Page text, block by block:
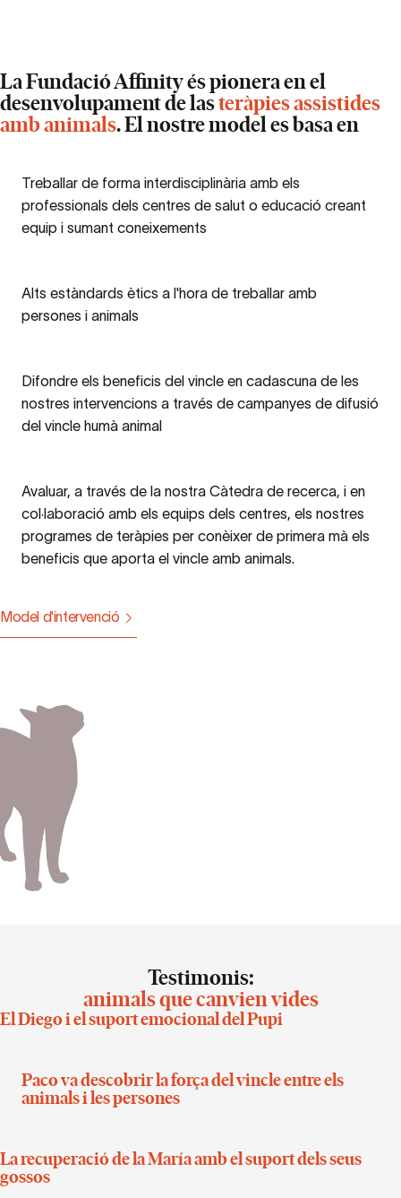
La Fundació Affinity és pionera en el
desenvolupament de lasteràpies assistides
amb animals. El nostre model es basa en
Treballar de forma interdisciplinària amb els
professionals dels centres de salut o educació creant
equip i sumant coneixements
Alts estàndards ètics a l'hora de treballar amb
persones i animals
Difondre els beneficis del vincle en cadascuna de les
nostres intervencions a través de campanyes de difusió
del vincle humà animal
Avaluar, a través de la nostra Càtedra de recerca, i en
col·laboració amb els equips dels centres, els nostres
programes de teràpies per conèixer de primera mà els
beneficis que aporta el vincle amb animals.
Model d'intervenció
Testimonis:
animals que canvien vides
El Diego i el suport emocional del Pupi
Paco va descobrir la força del vincle entre els
animals i les persones
La recuperació de la María amb el suport dels seus
gossos